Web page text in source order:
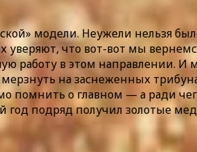
модели. Неужели нельзя
уверяют, что вот-вот мы
работу в этом направлении. И
на заснеженных
помнить о главном — а ради
год подряд получил золотые